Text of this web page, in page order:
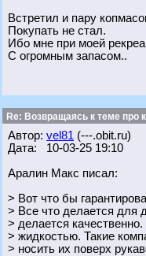
Встретил и пару
Покупать не стал.
Ибо мне при моей
С огромным запасом..
Re: Возвращаясь к теме про
Автор: vel81 (---.obit.ru)
Дата: 10-03-25 19:10
Аралин Макс писал:
> Вот что бы
> Все что делается для
> делается
> жидкостью. Такие
> носить их поверх